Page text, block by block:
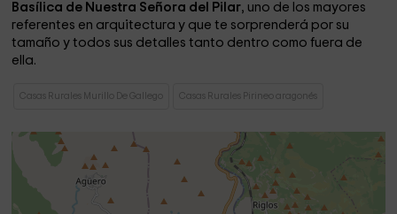
Basílica de Nuestra Señora del Pilar, uno de los mayores
referentes en arquitectura y que te sorprenderá por su
tamaño y todos sus detalles tanto dentro como fuera de
ella.
Casas Rurales Murillo De Gallego Casas Rurales Pirineo aragonés